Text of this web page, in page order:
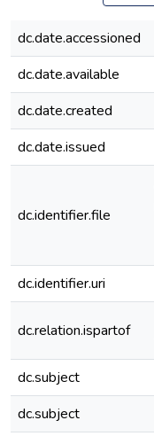
dc.date.accessioned
dc.date.available
dc.date.created
dc.date.issued
dc.identifier.file
dc.identifier.uri
dc.relation.ispartof
dc.subject
dc.subject